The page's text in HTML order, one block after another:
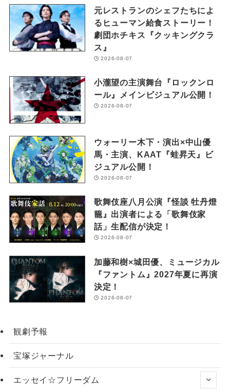
元レストランのシェフたちによ
るヒューマン給食ストーリー！
劇団ホチキス『クッキングクラ
ス』
2026-08-07
小瀧望の主演舞台『ロックンロ
ール』メインビジュアル公開！
2026-08-07
ウォーリー木下・演出×中山優
馬・主演、KAAT『蛙昇天』ビ
ジュアル公開！
2026-08-07
歌舞伎座八月公演『怪談 牡丹燈
籠』出演者による「歌舞伎家
話」生配信が決定！
2026-08-07
加藤和樹×城田優、ミュージカル
『ファントム』2027年夏に再演
決定！
2026-08-07
観劇予報
宝塚ジャーナル
エッセイ☆フリーダム